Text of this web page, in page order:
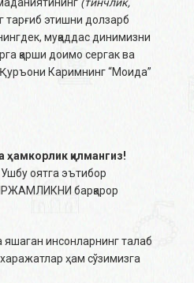
тарғиб этишни долзарб
муқаддас динимизни
қарши доимо сергак ва
Каримнинг “Моида”
ҳамкорлик қилмангиз!
оятга эътибор
барқарор
инсонларнинг талаб
харажатлар ҳам сўзимизга